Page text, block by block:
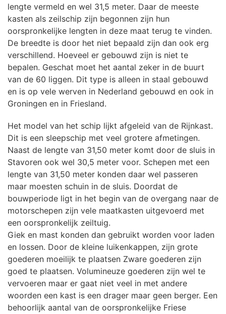
lengte vermeld en wel 31,5 meter. Daar de meeste
kasten als zeilschip zijn begonnen zijn hun
oorspronkelijke lengten in deze maat terug te vinden.
De breedte is door het niet bepaald zijn dan ook erg
verschillend. Hoeveel er gebouwd zijn is niet te
bepalen. Geschat moet het aantal zeker in de buurt
van de 60 liggen. Dit type is alleen in staal gebouwd
en is op vele werven in Nederland gebouwd en ook in
Groningen en in Friesland.
Het model van het schip lijkt afgeleid van de Rijnkast.
Dit is een sleepschip met veel grotere afmetingen.
Naast de lengte van 31,50 meter komt door de sluis in
Stavoren ook wel 30,5 meter voor. Schepen met een
lengte van 31,50 meter konden daar wel passeren
maar moesten schuin in de sluis. Doordat de
bouwperiode ligt in het begin van de overgang naar de
motorschepen zijn vele maatkasten uitgevoerd met
een oorspronkelijk zeiltuig.
Giek en mast konden dan gebruikt worden voor laden
en lossen. Door de kleine luikenkappen, zijn grote
goederen moeilijk te plaatsen Zware goederen zijn
goed te plaatsen. Volumineuze goederen zijn wel te
vervoeren maar er gaat niet veel in met andere
woorden een kast is een drager maar geen berger. Een
behoorlijk aantal van de oorspronkelijke Friese